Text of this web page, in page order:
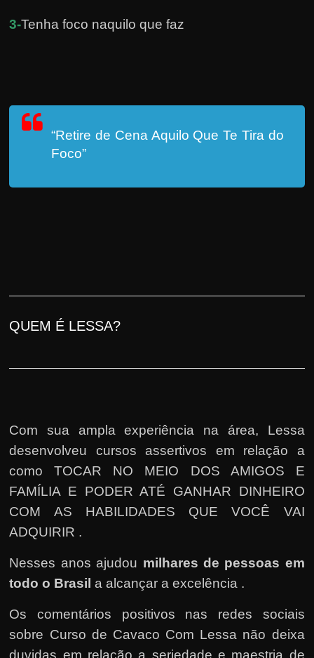
3-Tenha foco naquilo que faz
“Retire de Cena Aquilo Que Te Tira do
Foco”
QUEM É LESSA?
Com sua ampla experiência na área, Lessa
desenvolveu cursos assertivos em relação a
como TOCAR NO MEIO DOS AMIGOS E
FAMÍLIA E PODER ATÉ GANHAR DINHEIRO
COM AS HABILIDADES QUE VOCÊ VAI
ADQUIRIR .
Nesses anos ajudou milhares de pessoas em
todo o Brasil a alcançar a excelência .
Os comentários positivos nas redes sociais
sobre Curso de Cavaco Com Lessa não deixa
duvidas em relação a seriedade e maestria de